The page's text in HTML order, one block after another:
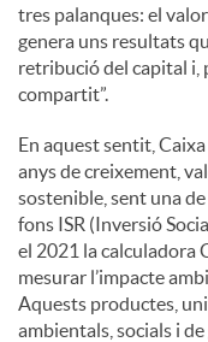
tres palanques: el
genera uns resultats
retribució del capital i,
compartit”.
En aquest sentit,
anys de creixement,
sostenible, sent una
fons ISR (Inversió
el 2021 la calculadora
mesurar l’impacte
Aquests productes,
ambientals, socials i